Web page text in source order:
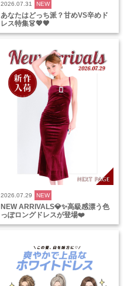
2026.07.31 NEW
あなたはどっち派？甘めVS辛めド
レス特集👗💖🖤
2026.07.29 NEW
NEW ARRIVALS💎✨高級感漂う色
っぽロングドレスが登場❤️